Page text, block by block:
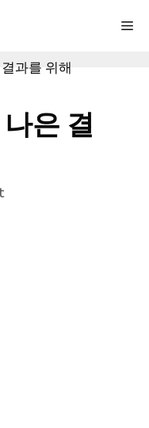
은 결